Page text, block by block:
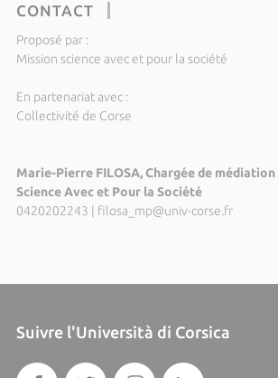
CONTACT
Proposé par :
Mission science avec et pour la société
En partenariat avec :
Collectivité de Corse
Marie-Pierre FILOSA, Chargée de
Science Avec et Pour la Société
0420202243 | filosa_mp@univ-corse.fr
Suivre l'Università di Corsica